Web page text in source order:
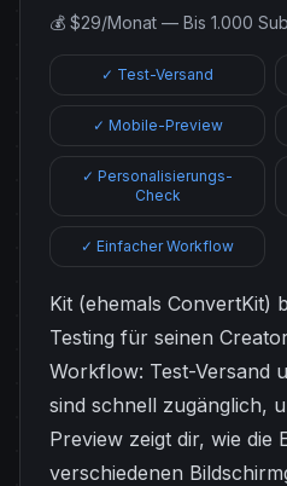
💰 $29/Monat — Bis 1.000
✓ Test-Versand
✓ Mobile-Preview
✓ Personalisierungs-
Check
✓ Einfacher Workflow
Kit (ehemals ConvertKit)
Testing für seinen
Workflow: Test-Versand
sind schnell zugänglich,
Preview zeigt dir, wie die
verschiedenen